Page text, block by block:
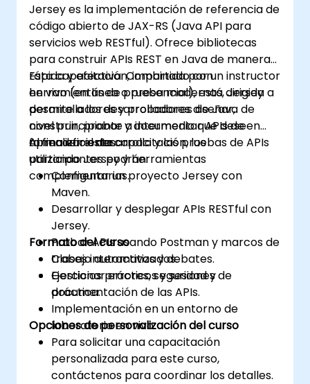
Jersey es la implementación de referencia de
código abierto de JAX-RS (Java API para
servicios web RESTful). Ofrece bibliotecas
para construir APIs REST en Java de manera
rápida y efectiva. Combinado con
herramientas de prueba modernas, Jersey
permite a los desarrolladores diseñar,
construir, probar y documentar APIs de
forma eficiente.
Esta capacitación, impartida por un instructor
en vivo (en línea o presencial), está dirigida a
desarrolladores y probadores de Java de
nivel principiante a intermedio que deseen
aprender el desarrollo y las pruebas de APIs
utilizando Jersey y herramientas
complementarias.
Al finalizar esta capacitación, los
participantes podrán:
Configurar un proyecto Jersey con
Maven.
Desarrollar y desplegar APIs RESTful con
Jersey.
Probar APIs usando Postman y marcos de
trabajo automatizados.
Gestionar errores, seguridad y
documentación de las APIs.
Formato del curso
Clases interactivas y debates.
Ejercicios prácticos y sesiones de
práctica.
Implementación en un entorno de
laboratorio en vivo.
Opciones de personalización del curso
Para solicitar una capacitación
personalizada para este curso,
contáctenos para coordinar los detalles.